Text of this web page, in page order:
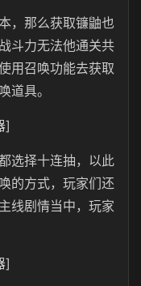
，那么获取镰鼬也
斗力无法他通关共
用召唤功能去获取
道具。
]
选择十连抽，以此
的方式，玩家们还
线剧情当中，玩家
]